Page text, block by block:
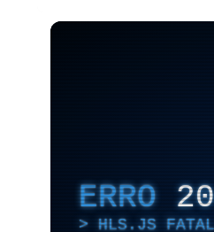
ERRO
HLS.JS FATAL